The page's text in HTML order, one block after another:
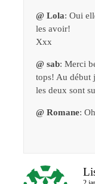
@ Lola: Oui
les avoir!
Xxx
@ sab: Merci
tops! Au début
les deux sont
@ Romane: